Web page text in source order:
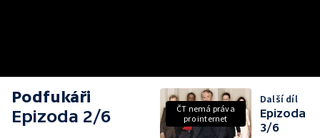
Podfukáři
Epizoda 2/6
ČT nemá práva
pro internet
Další díl
Epizoda
3/6